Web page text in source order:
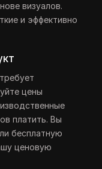
визуалов.
и эффективно
цены
платить. Вы
бесплатную
ценовую